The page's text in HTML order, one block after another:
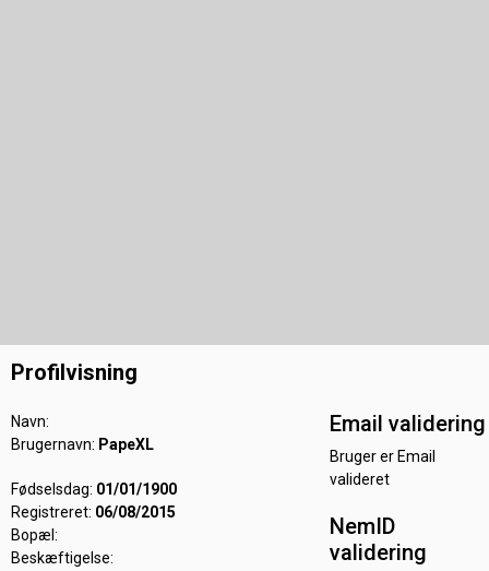
Profilvisning
Navn:
Brugernavn: PapeXL
Fødselsdag: 01/01/1900
Registreret: 06/08/2015
Bopæl:
Beskæftigelse:
Email validering
Bruger er Email
valideret
NemID
validering